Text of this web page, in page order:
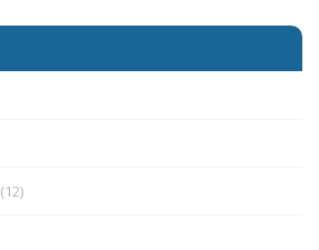
(12)